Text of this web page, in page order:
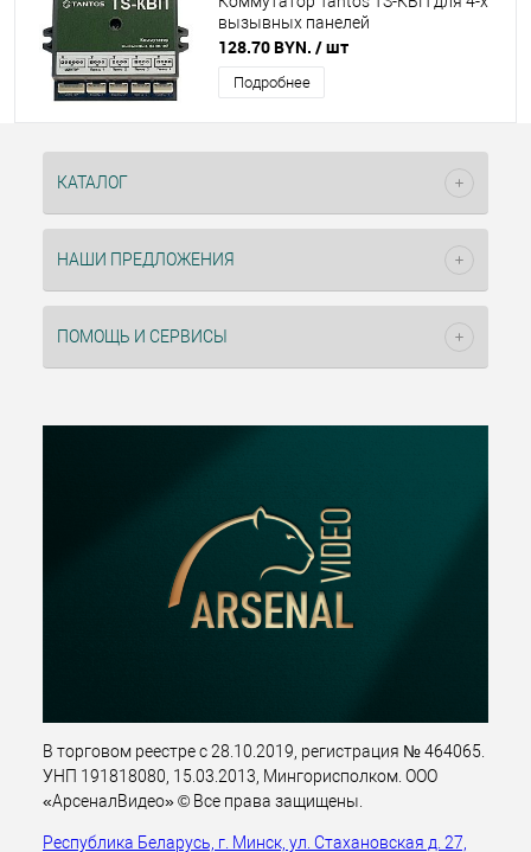
вызывных панелей
128.70 BYN. / шт
Подробнее
КАТАЛОГ
НАШИ ПРЕДЛОЖЕНИЯ
ПОМОЩЬ И СЕРВИСЫ
В торговом реестре с 28.10.2019, регистрация № 464065.
УНП 191818080, 15.03.2013, Мингорисполком. ООО
«АрсеналВидео» © Все права защищены.
Республика Беларусь, г. Минск, ул. Стахановская д. 27,